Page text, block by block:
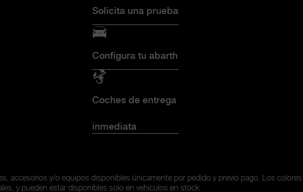
Solicita una prueba
Configura tu abarth
Coches de entrega
inmediata
accesorios y/o equipos disponibles únicamente por pedido y previo pago. Los colores
y pueden estar disponibles solo en vehículos en stock.